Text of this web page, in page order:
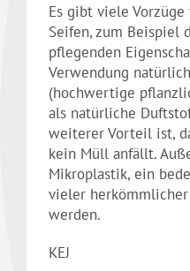
Es gibt viele
Seifen, zum Beispiel
pflegenden
Verwendung
(hochwertige
als natürliche
weiterer Vorteil ist,
kein Müll anfällt.
Mikroplastik, ein
vieler herkömmlicher
werden.
KEJ